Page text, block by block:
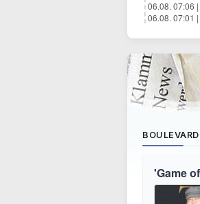
06.08. 07:06 |
06.08. 07:01 |
'Game